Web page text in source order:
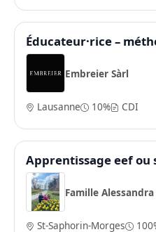
Éducateur·rice –
Embreier Sàrl
Lausanne 10% CDI
Apprentissage eef ou
Famille
St-Saphorin-Morges